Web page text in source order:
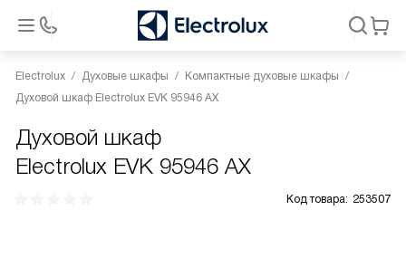
Electrolux Духовые шкафы
Компактные духовые шкафы
Духовой шкаф Electrolux EVK 95946 AX
Духовой шкаф
Electrolux EVK 95946 AX
Код товара: 253507